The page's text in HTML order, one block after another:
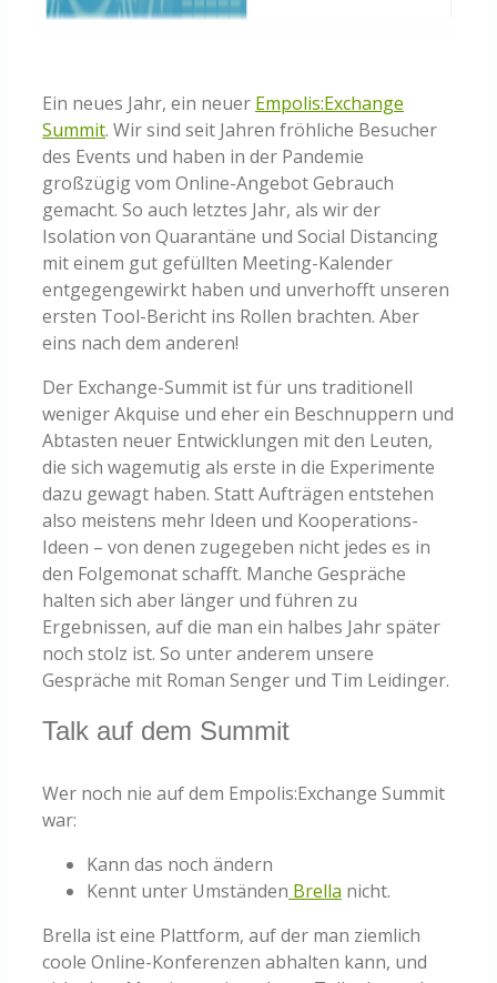
Ein neues Jahr, ein neuer Empolis:Exchange
Summit. Wir sind seit Jahren fröhliche Besucher
des Events und haben in der Pandemie
großzügig vom Online-Angebot Gebrauch
gemacht. So auch letztes Jahr, als wir der
Isolation von Quarantäne und Social Distancing
mit einem gut gefüllten Meeting-Kalender
entgegengewirkt haben und unverhofft unseren
ersten Tool-Bericht ins Rollen brachten. Aber
eins nach dem anderen!
Der Exchange-Summit ist für uns traditionell
weniger Akquise und eher ein Beschnuppern und
Abtasten neuer Entwicklungen mit den Leuten,
die sich wagemutig als erste in die Experimente
dazu gewagt haben. Statt Aufträgen entstehen
also meistens mehr Ideen und Kooperations-
Ideen – von denen zugegeben nicht jedes es in
den Folgemonat schafft. Manche Gespräche
halten sich aber länger und führen zu
Ergebnissen, auf die man ein halbes Jahr später
noch stolz ist. So unter anderem unsere
Gespräche mit Roman Senger und Tim Leidinger.
Talk auf dem Summit
Wer noch nie auf dem Empolis:Exchange Summit
war:
Kann das noch ändern
Kennt unter Umständen Brella nicht.
Brella ist eine Plattform, auf der man ziemlich
coole Online-Konferenzen abhalten kann, und